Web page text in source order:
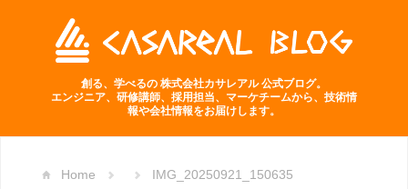
創る、学べるの 株式会社カサレアル 公式ブログ。
エンジニア、研修講師、採用担当、マーケチームから、技術情
報や会社情報をお届けします。
Home IMG_20250921_150635